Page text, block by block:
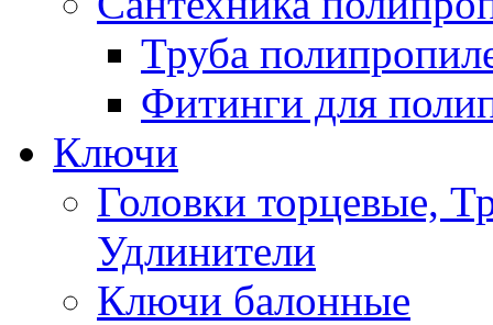
Труба
Фитинги для
Ключи
Головки торцевые,
Удлинители
Ключи балонные